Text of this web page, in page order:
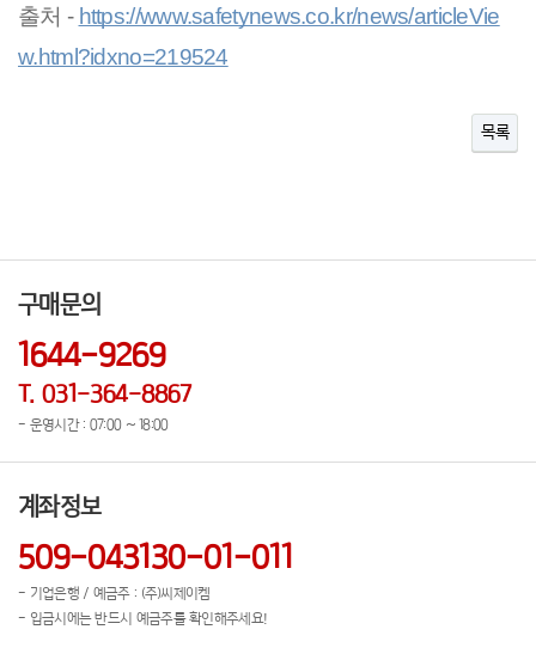
출처 - https://www.safetynews.co.kr/news/articleVie
w.html?idxno=219524
목록
구매문의
1644-9269
T. 031-364-8867
- 운영시간 : 07:00 ~ 18:00
계좌정보
509-043130-01-011
- 기업은행 / 예금주 : (주)씨제이켐
- 입금시에는 반드시 예금주를 확인해주세요!